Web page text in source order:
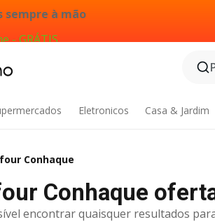
sempre à mão
- GRÁTIS
Eletronicos Casa & Jardim
Conhaque
Conhaque
encontrar quaisquer resultados